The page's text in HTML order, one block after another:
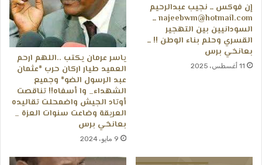
إن فوكس ــ نجيب عبدالرحيم
najeebwm@hotmail.com ــ
السودانيين بين التهجير
القسري وحلم بناء الوطن !! ــ
بعانخي برس
11 أغسطس، 2025
ياسر عرمان يكتب ..اللهم ارحم
العميد طيار اركان حرب *عثمان
عبد الرسول الضو* وجميع
الشهداء_ وا أسفاه!! تناقصت
أوتاد الجيش واضمحلت تقاليده
العريقة وضاعت سنوات العزة _
بعانخي برس
9 مايو، 2024